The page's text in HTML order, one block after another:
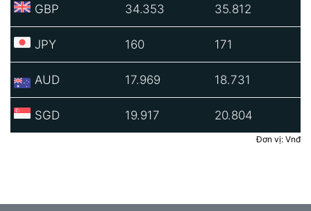
GBP 34.353 35.812
JPY 160 171
AUD 17.969 18.731
SGD 19.917 20.804
Đơn vị: Vnđ